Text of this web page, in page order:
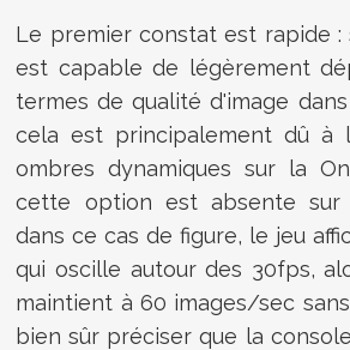
Le premier constat est rapide :
est capable de légèrement
termes de qualité d'image
cela est principalement dû à
ombres dynamiques sur la
cette option est absente sur
dans ce cas de figure, le jeu
qui oscille autour des 30fps,
maintient à 60 images/sec
bien sûr préciser que la